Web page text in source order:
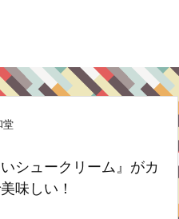
堂
シュークリーム』がカ
味しい！